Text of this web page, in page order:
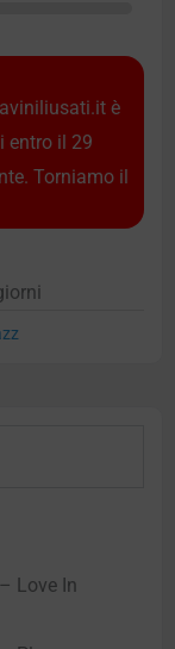
è
entro il 29
Torniamo il
Love In